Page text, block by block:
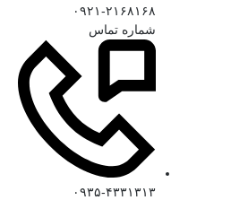
۰۹۲۱-۲۱۶۸۱۶۸
شماره تماس
۰۹۳۵-۴۳۳۱۳۱۳